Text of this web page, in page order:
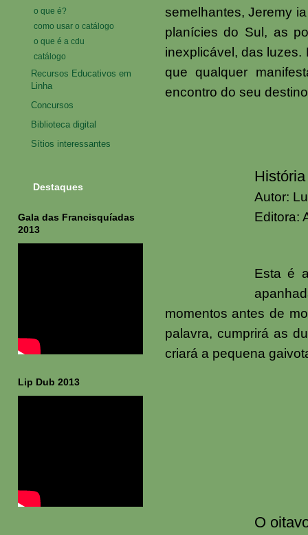
semelhantes, Jeremy
planícies do Sul, as
inexplicável, das luzes.
que qualquer
encontro do seu
Autor:
Editora:
Esta é
momentos antes de
palavra, cumprirá as
criará a pequena
O
o que é?
como usar o catálogo
o que é a cdu
catálogo
Recursos Educativos em
Linha
Concursos
Biblioteca digital
Sítios interessantes
Destaques
Gala das Francisquíadas
2013
Lip Dub 2013